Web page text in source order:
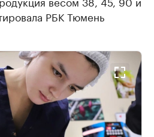
РБК Тюмень